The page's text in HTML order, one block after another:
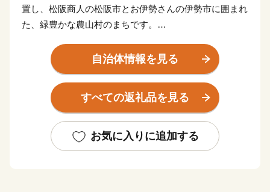
置し、松阪商人の松阪市とお伊勢さんの伊勢市に囲まれ
た、緑豊かな農山村のまちです。
命の意味があることから、多くの命を育む場所、命を支
えるのは食であることから、たくさんの食べ物が採れる
場所という意味があります。
世界のブランド松阪牛の全体の20％を肥育する一大産地
で、春にはほのかなお茶のいい香りに包まれます。
他にも、多気町でしか栽培出来ない特産の伊勢いもや、
自治体情報を見る
すべての返礼品を見る
お気に入りに追加する